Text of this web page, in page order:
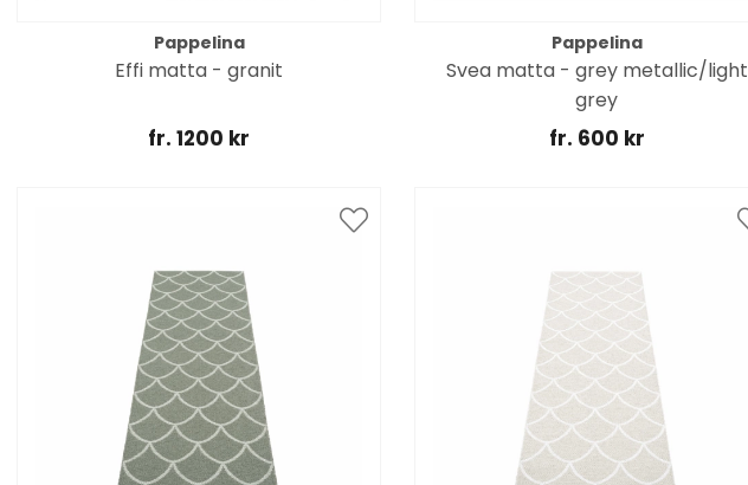
Pappelina
Effi matta - granit
fr. 1200 kr
Pappelina
Svea matta - grey metallic/light
grey
fr. 600 kr